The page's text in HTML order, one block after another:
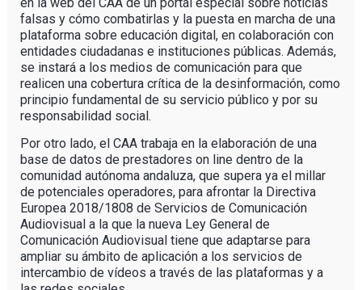
falsas y cómo combatirlas y la puesta en marcha de una
plataforma sobre educación digital, en colaboración con
entidades ciudadanas e instituciones públicas. Además,
se instará a los medios de comunicación para que
realicen una cobertura crítica de la desinformación, como
principio fundamental de su servicio público y por su
responsabilidad social.
Por otro lado, el CAA trabaja en la elaboración de una
base de datos de prestadores on line dentro de la
comunidad autónoma andaluza, que supera ya el millar
de potenciales operadores, para afrontar la Directiva
Europea 2018/1808 de Servicios de Comunicación
Audiovisual a la que la nueva Ley General de
Comunicación Audiovisual tiene que adaptarse para
ampliar su ámbito de aplicación a los servicios de
intercambio de vídeos a través de las plataformas y a